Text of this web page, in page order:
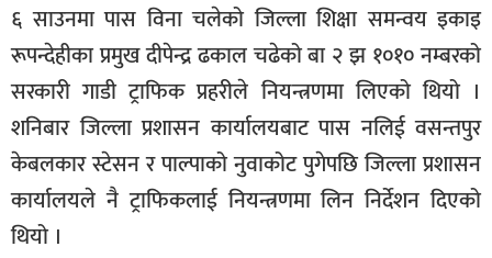
६ साउनमा पास विना चलेको जिल्ला शिक्षा समन्वय इकाइ
रूपन्देहीका प्रमुख दीपेन्द्र ढकाल चढेको बा २ झ १०१० नम्बरको
सरकारी गाडी ट्राफिक प्रहरीले नियन्त्रणमा लिएको थियो ।
शनिबार जिल्ला प्रशासन कार्यालयबाट पास नलिई वसन्तपुर
केबलकार स्टेसन र पाल्पाको नुवाकोट पुगेपछि जिल्ला प्रशासन
कार्यालयले नै ट्राफिकलाई नियन्त्रणमा लिन निर्देशन दिएको
थियो ।